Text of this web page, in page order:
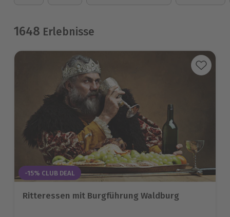
1648 Erlebnisse
-15% CLUB DEAL
Ritteressen mit Burgführung Waldburg